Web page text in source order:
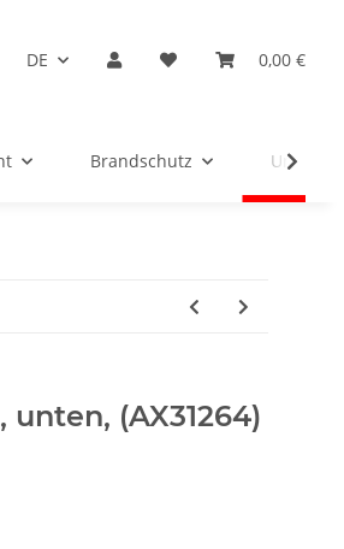
DE 0,00 €
Brandschutz
(AX31264)